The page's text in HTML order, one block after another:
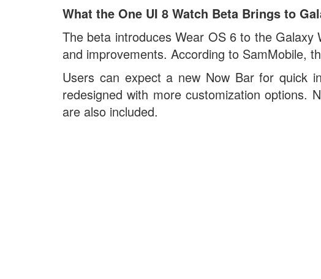
What the One UI 8 Watch Beta Brings to
The beta introduces Wear OS 6 to the
and improvements. According to SamMobile,
Users can expect a new Now Bar for quick
redesigned with more customization options.
are also included.